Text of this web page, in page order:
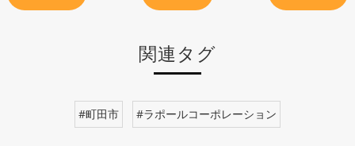
関連タグ
#町田市 #ラポールコーポレーション